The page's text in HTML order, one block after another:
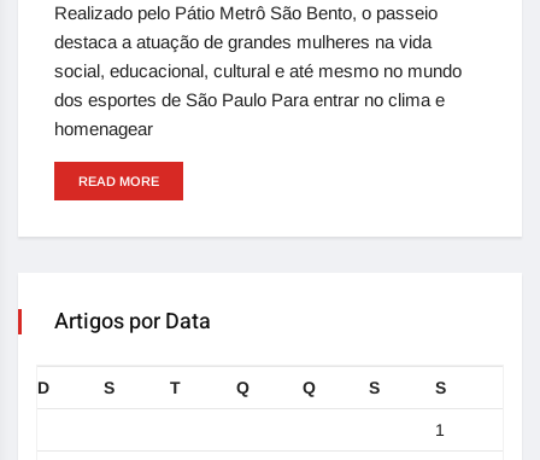
Realizado pelo Pátio Metrô São Bento, o passeio
destaca a atuação de grandes mulheres na vida
social, educacional, cultural e até mesmo no mundo
dos esportes de São Paulo Para entrar no clima e
homenagear
READ MORE
Artigos por Data
D S T Q Q S S
1